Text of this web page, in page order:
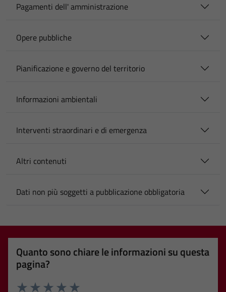
Pagamenti dell' amministrazione
Opere pubbliche
Pianificazione e governo del territorio
Informazioni ambientali
Interventi straordinari e di emergenza
Altri contenuti
Dati non più soggetti a pubblicazione obbligatoria
Quanto sono chiare le informazioni su questa
pagina?